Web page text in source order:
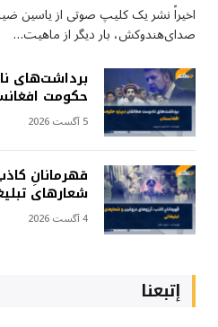
اخیراً نشر یک کلیپ صوتی از یاسین
صدای‌هندوکش، بار دیگر از ماهیت…
برداشت‌های
حکومت
5 آگست 2026
قهرمانانِ
شعارهای
4 آگست 2026
إتبعنا